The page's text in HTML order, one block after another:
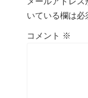
いている欄は必
コメント ※